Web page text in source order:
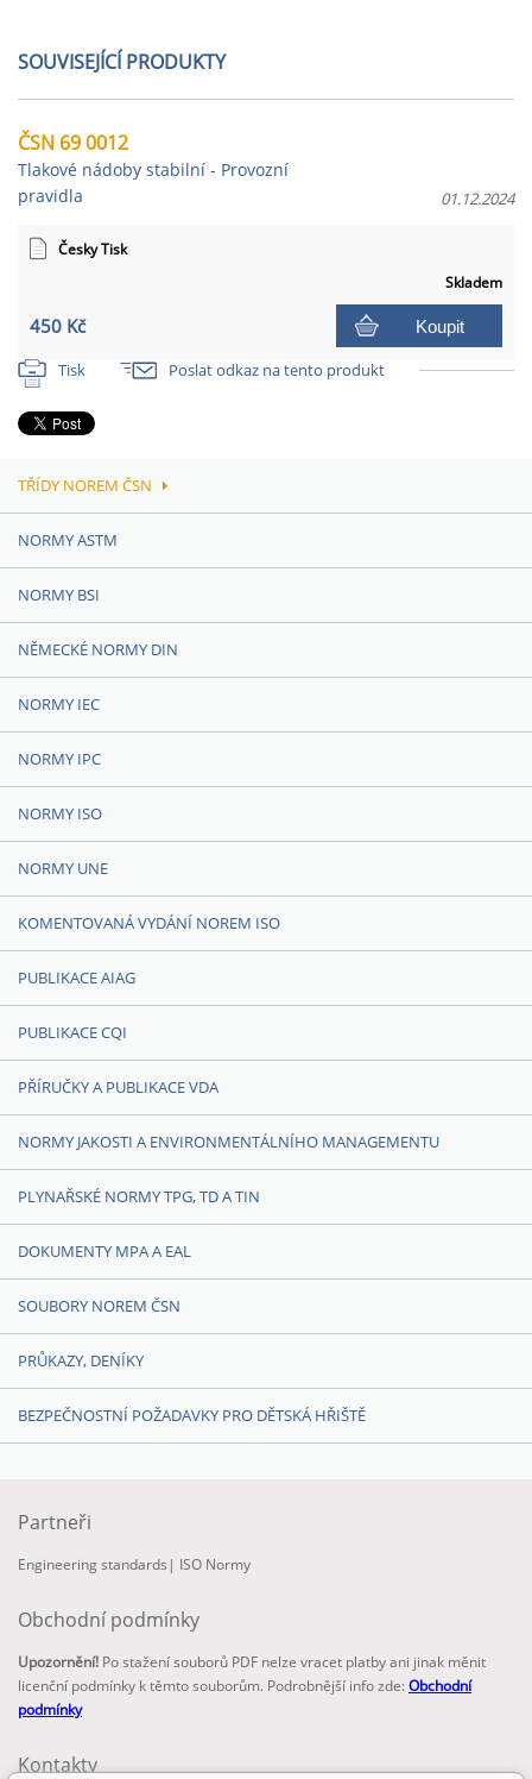
SOUVISEJÍCÍ PRODUKTY
ČSN 69 0012
Tlakové nádoby stabilní - Provozní
pravidla
01.12.2024
Česky Tisk
Skladem
450 Kč Koupit
Tisk Poslat odkaz na tento produkt
TŘÍDY NOREM ČSN
NORMY ASTM
NORMY BSI
NĚMECKÉ NORMY DIN
NORMY IEC
NORMY IPC
NORMY ISO
NORMY UNE
KOMENTOVANÁ VYDÁNÍ NOREM ISO
PUBLIKACE AIAG
PUBLIKACE CQI
PŘÍRUČKY A PUBLIKACE VDA
NORMY JAKOSTI A ENVIRONMENTÁLNÍHO MANAGEMENTU
PLYNAŘSKÉ NORMY TPG, TD A TIN
DOKUMENTY MPA A EAL
SOUBORY NOREM ČSN
PRŮKAZY, DENÍKY
BEZPEČNOSTNÍ POŽADAVKY PRO DĚTSKÁ HŘIŠTĚ
Partneři
Engineering standards | ISO Normy
Obchodní podmínky
Upozornění! Po stažení souborů PDF nelze vracet platby ani jinak měnit
licenční podmínky k těmto souborům. Podrobnější info zde:Obchodní
podmínky
Kontakty